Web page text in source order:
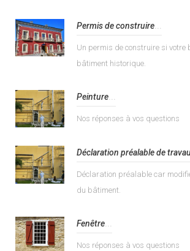
Permis de construire
Un permis de construire si votre
bâtiment historique.
Peinture
Nos réponses à vos questions
Déclaration préalable de
Déclaration préalable car
du bâtiment.
Fenêtre...
Nos réponses à vos questions